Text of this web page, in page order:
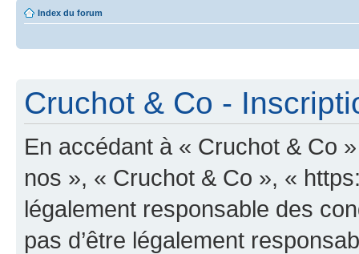
Index du forum
Cruchot & Co -
En accédant à « Cruchot & Co
nos », « Cruchot & Co », «
légalement responsable des
pas d’être légalement